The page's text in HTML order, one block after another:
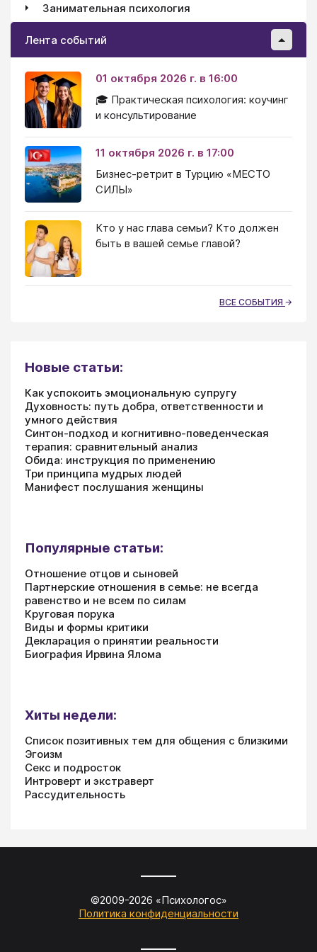
Занимательная психология
Лента событий
01 октября 2026 г. в 16:00
🎓 Практическая психология: коучинг
и консультирование
11 октября 2026 г. в 17:00
Бизнес-ретрит в Турцию «МЕСТО
СИЛЫ»
Кто у нас глава семьи? Кто должен
быть в вашей семье главой?
ВСЕ СОБЫТИЯ
Новые статьи:
Как успокоить эмоциональную супругу
Духовность: путь добра, ответственности и
умного действия
Синтон-подход и когнитивно-поведенческая
терапия: сравнительный анализ
Обида: инструкция по применению
Три принципа мудрых людей
Манифест послушания женщины
Популярные статьи:
Отношение отцов и сыновей
Партнерские отношения в семье: не всегда
равенство и не всем по силам
Круговая порука
Виды и формы критики
Декларация о принятии реальности
Биография Ирвина Ялома
Хиты недели:
Список позитивных тем для общения с близкими
Эгоизм
Секс и подросток
Интроверт и экстраверт
Рассудительность
©2009-2026 «Психологос»
Политика конфиденциальности